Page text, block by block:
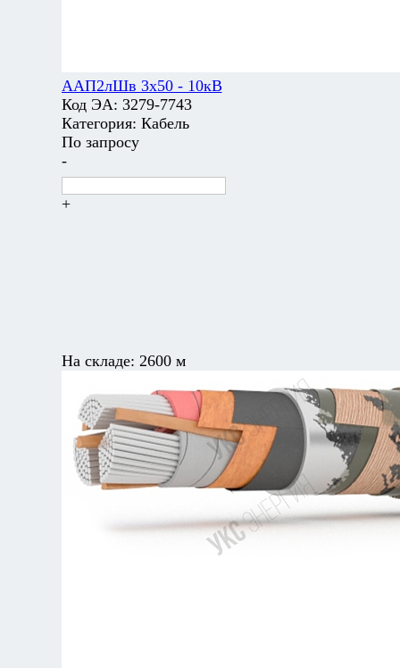
ААП2лШв 3х50 - 10кВ
Код ЭА: 3279-7743
Категория: Кабель
По запросу
-
+
На складе: 2600 м